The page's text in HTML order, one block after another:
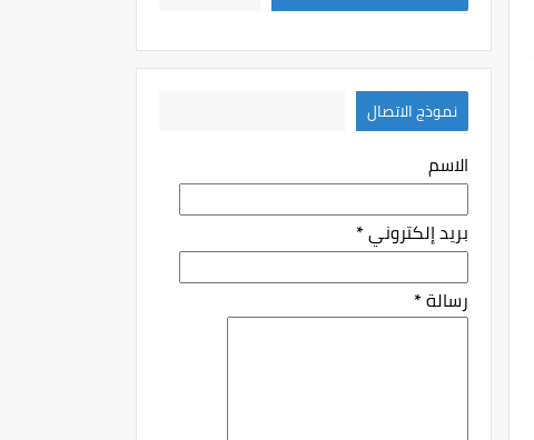
نموذج الاتصال
الاسم
بريد إلكتروني*
رسالة*